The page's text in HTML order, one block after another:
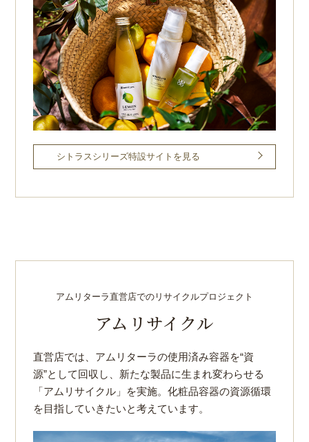
シトラスシリーズ特設サイトを見る
アムリターラ直営店でのリサイクルプロジェクト
アムリサイクル
直営店では、アムリターラの使用済み容器を“資
源”として回収し、 新たな製品に生まれ変わらせる
「アムリサイクル」を実施。化粧品容器の資源循環
を目指していきたいと考えています。